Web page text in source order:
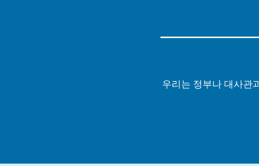
우리는 정부나 대사관